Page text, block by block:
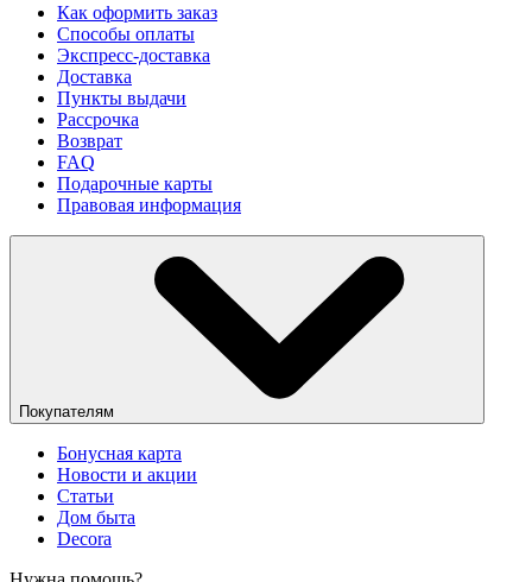
Как оформить заказ
Способы оплаты
Экспресс-доставка
Доставка
Пункты выдачи
Рассрочка
Возврат
FAQ
Подарочные карты
Правовая информация
Покупателям
Бонусная карта
Новости и акции
Статьи
Дом быта
Decora